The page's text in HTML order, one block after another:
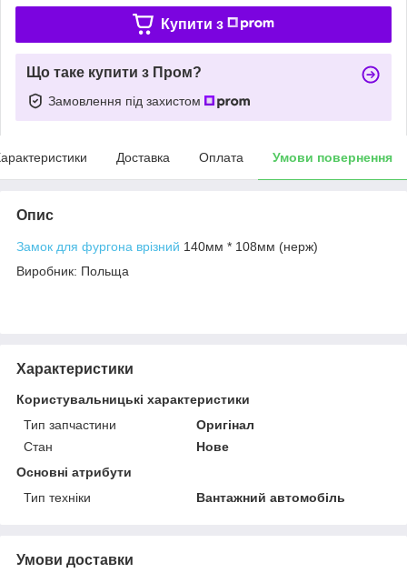
Купити з
Що таке купити з Пром?
Замовлення під захистом
Доставка Оплата Умови повернення
Опис
Замок для фургона врізний 140мм * 108мм (нерж)
Виробник: Польща
Характеристики
Користувальницькі характеристики
Тип запчастини
Оригінал
Стан
Нове
Основні атрибути
Тип техніки
Вантажний автомобіль
Умови доставки